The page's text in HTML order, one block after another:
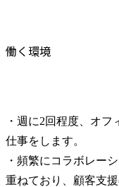
働く環境
・週に2回程度、オ
仕事をします。
・頻繁にコラボレー
重ねており、顧客支